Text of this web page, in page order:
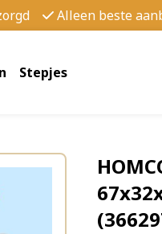
Alleen beste
Stepjes